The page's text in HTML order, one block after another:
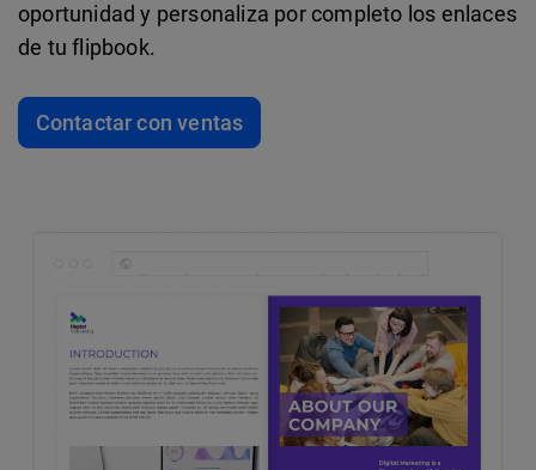
oportunidad y personaliza por completo los enlaces
de tu flipbook.
Contactar con ventas